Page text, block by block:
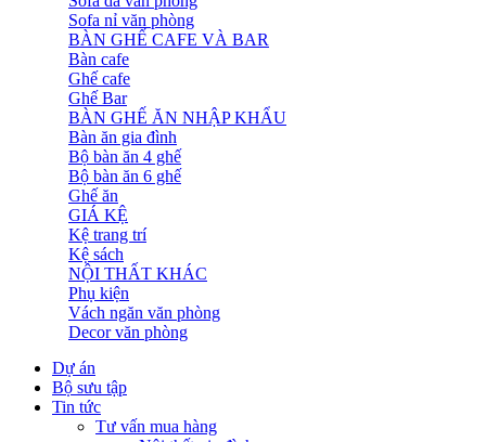
Sofa nỉ văn phòng
BÀN GHẾ CAFE VÀ BAR
Bàn cafe
Ghế cafe
Ghế Bar
BÀN GHẾ ĂN NHẬP KHẨU
Bàn ăn gia đình
Bộ bàn ăn 4 ghế
Bộ bàn ăn 6 ghế
Ghế ăn
GIÁ KỆ
Kệ trang trí
Kệ sách
NỘI THẤT KHÁC
Phụ kiện
Vách ngăn văn phòng
Decor văn phòng
Dự án
Bộ sưu tập
Tin tức
Tư vấn mua hàng